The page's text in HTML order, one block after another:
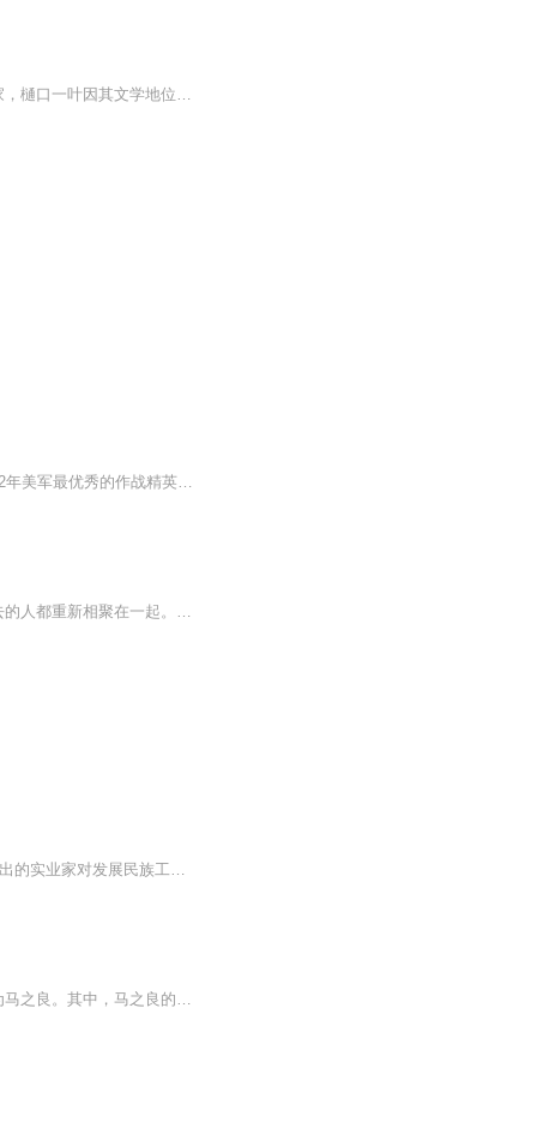
媲美紫式部、清少纳言的天才女作家 樋口一叶经典小说集作为日本公认的第一个职业女作家，樋口一叶因其文学地位和功绩，头像被印在5000元面额的日元纸币上，成为日本纸币史上的第一位出现在正面的女性肖像人物周作人、余华、夏目漱石、芥川龙之介、森鸥外、幸田露伴等一直赞赏、推崇大热轻小说《文学少女》、动漫《文豪野犬》一致推荐的不得不读的日本文学名著
“兄弟连”指的是101空降师506团的E连，也就是《拯救大兵瑞恩》中的瑞恩所属部队，是1942年美军最优秀的作战精英。1944年4月，美国把E连所属部队的6700名伞兵全部送往前线，由于飞机受到袭击，几乎所有伞兵都没能在预定地点着陆。E连一边寻找队伍，一边开...
约拿旦为了安慰自己病重的弟弟，对他描述了一个叫做“南极亚拉”的地方，在那里，所有死去的人都重新相聚在一起。后来，为了从大火中救出弟弟，约拿旦在火中丧生，可是弟弟卡尔（昵称斯科尔班）相信哥哥并不是真的离开了自己，而是到了“南极亚拉”，于是，有一天，他真的见到了哥哥，并且和他一起来到了樱桃谷。然而，这里的生活并不像表面那样平静和安乐，不久，兄弟俩就又一次不得不面对战争和死亡的考验 主人公是一位胆小的小男孩斯科尔班，但是在危险时刻他克服了自己的恐惧，勇敢地与邪恶进行斗争，并取得胜利。狮心兄弟，哥哥约拿旦狮心和弟弟斯科尔班，在危险时刻克服内心的恐惧，勇敢地与邪恶进行斗争，终于把南级亚拉从暴君滕格尔、恶魔卡特拉手里解放出来。林格伦——瑞典的民族英雄 林格伦，94岁高龄的童话外婆。她在1945年步入儿童文坛就标志着世纪儿童——皮皮，已经诞生。 1958年，林格伦获“安徒生金质奖章”。 她的作品已出版90多种版本，发行量达到1亿3千万册。把她的书摞起来有175个埃菲尔铁塔那么高，把它们排成行可以绕地球三周。 她成功地用自己的作品，为全世界的孩子留下了一个又一个永远不会长大的童年伙伴。
讲述二十世纪二、三十年代中国“棉纱大王”和“面粉大王”创业的艰难与曲折，了解中国近代杰出的实业家对发展民族工业的贡献。
【内容简介】晚清末年，江湖上有并驾齐驱的两大高手，人称“北马南孙”，南为孙禄堂，北为马之良。其中，马之良的绝学“春云十三展”更被武林公推为第一。 日本谍商浘川介勾结叛徒叶广昌、大盗揭心、悍匪葛氏兄弟，联手作局。让原本在王府护院的马之良师徒...